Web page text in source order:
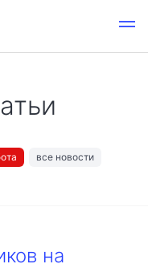
все новости
на